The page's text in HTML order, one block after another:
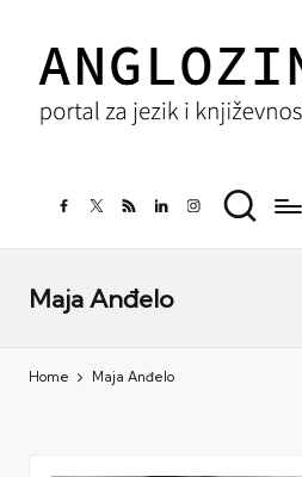
facebook.com
twitter.com
rss.comlinkedin.com
instagram.com
Maja Anđelo
Home Maja Anđelo